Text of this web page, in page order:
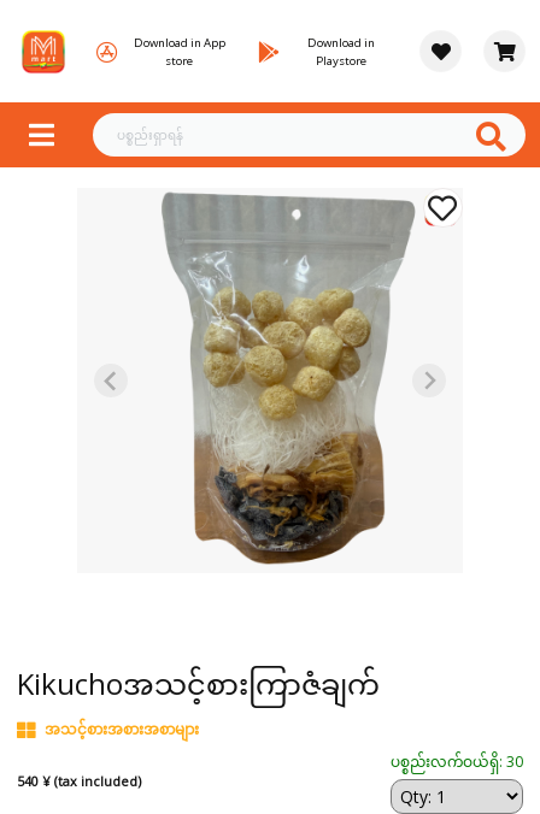
Download in App
store
Download in
Playstore
Kikuchoအသင့်စားကြာဇံချက်
အသင့်စားအစားအစာများ
540 ¥ (tax included)
ပစ္စည်းလက်ဝယ်ရှိ: 30